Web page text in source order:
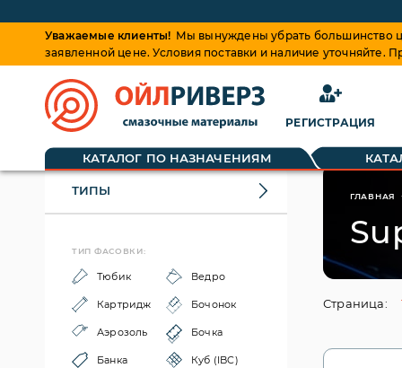
Уважаемые клиенты! Мы вынуждены убрать большинство
заявленной цене. Условия поставки и наличие
РЕГИСТРАЦИЯ
КАТАЛОГ ПО НАЗНАЧЕНИЯМ
ТИПЫ
ТИП ФАСОВКИ:
Тюбик Ведро
Картридж Бочонок
Аэрозоль Бочка
Банка Куб (IBC)
ГЛАВНАЯ
Страница: